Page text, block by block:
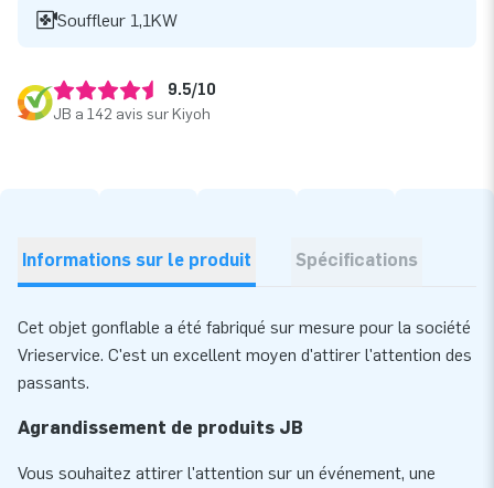
Souffleur 1,1KW
9.5/10
JB a 142 avis sur Kiyoh
Informations sur le produit Spécifications
Cet objet gonflable a été fabriqué sur mesure pour la société
Vrieservice. C'est un excellent moyen d'attirer l'attention des
passants.
Agrandissement de produits JB
Vous souhaitez attirer l'attention sur un événement, une